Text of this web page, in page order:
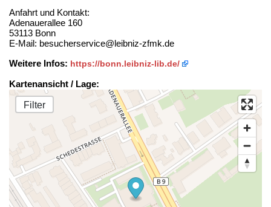
Anfahrt und Kontakt:
Adenauerallee 160
53113 Bonn
E-Mail: besucherservice@leibniz-zfmk.de
Weitere Infos: https://bonn.leibniz-lib.de/
Kartenansicht / Lage:
Filter